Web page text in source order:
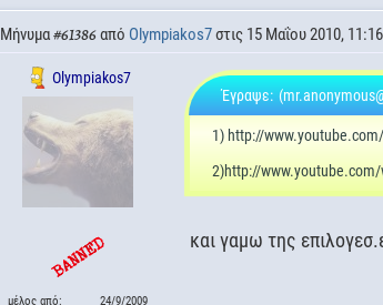
Μήνυμα #61386 από Olympiakos7στις 15 Μαΐου 2010,
Olympiakos7
μέλος από:
24/9/2009
Έγραψε:
1) http://
2)http://www.youtube.com/
και γαμω της